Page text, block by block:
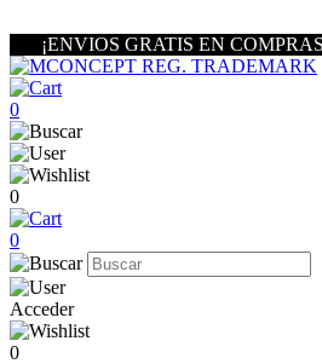
¡ENVIOS GRATIS EN
0
0
0
Acceder
0